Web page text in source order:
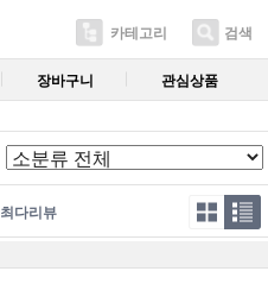
카테고리 검색
장바구니 관심상품
최다리뷰